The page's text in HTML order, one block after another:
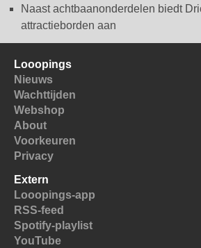
Naast achtbaanonderdelen biedt
attractieborden aan
Looopings
Nieuws
Wachttijden
Webshop
About
Voorkeuren
Privacy
Extern
Looopings-app
RSS-feed
Spotify-playlist
YouTube